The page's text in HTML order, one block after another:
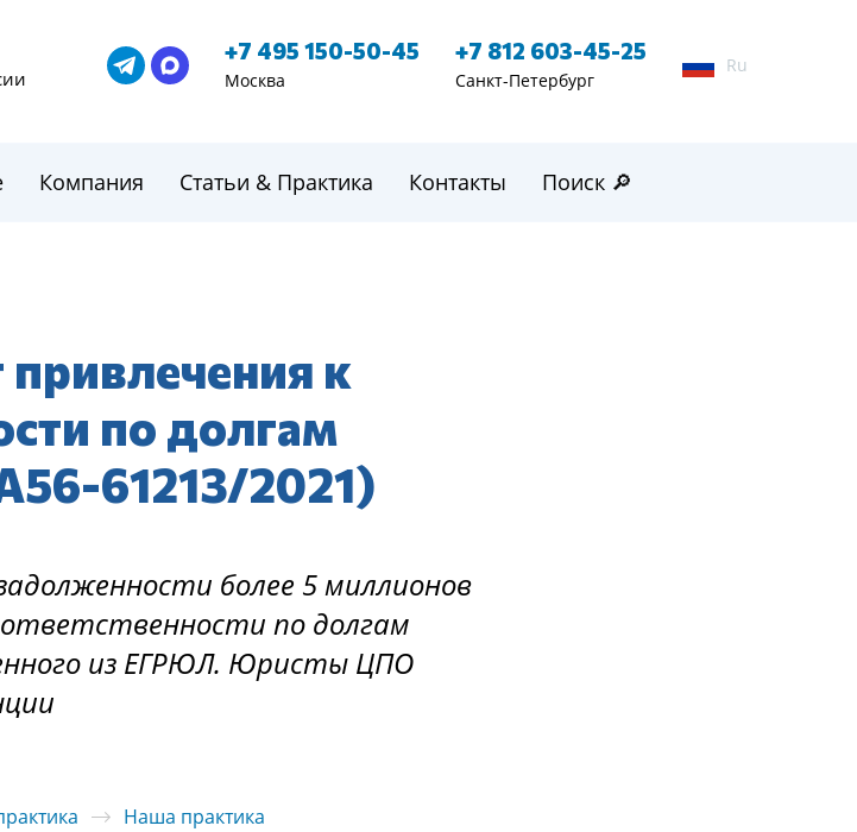
+7 495 150-50-45
Москва
+7 812 603-45-25
Санкт-Петербург
Ru
Компания Статьи & Практика Контакты Поиск 🔎
к
по долгам
61213/2021)
более 5 миллионов
ответственности по долгам
из ЕГРЮЛ. Юристы ЦПО
Наша практика